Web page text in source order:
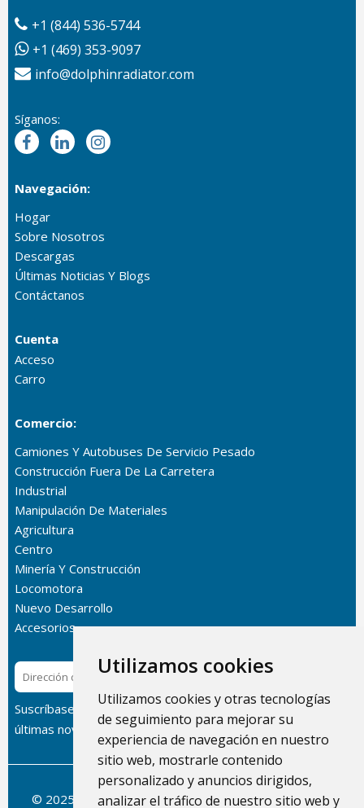
Utilizamos cookies
Utilizamos cookies y otras tecnologías
de seguimiento para mejorar su
experiencia de navegación en nuestro
sitio web, mostrarle contenido
personalizado y anuncios dirigidos,
analizar el tráfico de nuestro sitio web y
+1 (844) 536-5744
+1 (469) 353-9097
info@dolphinradiator.com
Síganos:
Navegación:
Hogar
Sobre Nosotros
Descargas
Últimas Noticias Y Blogs
Contáctanos
Cuenta
Acceso
Carro
Comercio:
Camiones Y Autobuses De Servicio Pesado
Construcción Fuera De La Carretera
Industrial
Manipulación De Materiales
Agricultura
Centro
Minería Y Construcción
Locomotora
Nuevo Desarrollo
Accesorios
Suscribir
Suscríbase a nuestro boletín informativo para recibir las
últimas novedades sobre nuestros productos.
© 2025 Dolphin Heat Exchanger USA, INC - Todos los